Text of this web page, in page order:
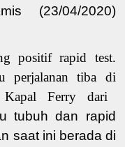
(23/04/2020)
positif rapid test.
perjalanan tiba di
Kapal Ferry dari
tubuh dan rapid
saat ini berada di